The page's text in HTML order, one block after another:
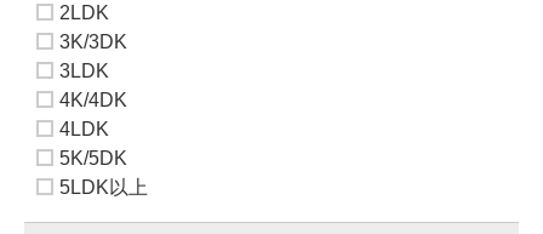
2LDK
3K/3DK
3LDK
4K/4DK
4LDK
5K/5DK
5LDK以上